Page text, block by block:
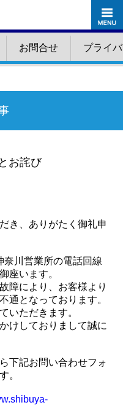
お問合せ プライ
お詫び
き、ありがたく御礼申
奈川営業所の電話回線
座います。
障により、お客様より
通となっております。
いただきます。
けしておりまして誠に
下記お問い合わせフォ
。